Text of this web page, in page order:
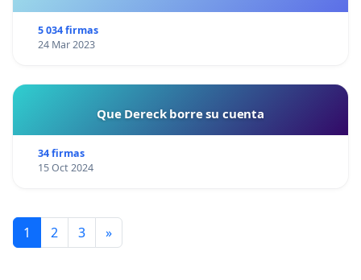
5 034 firmas
24 Mar 2023
Que Dereck borre su cuenta
34 firmas
15 Oct 2024
1 2 3 »